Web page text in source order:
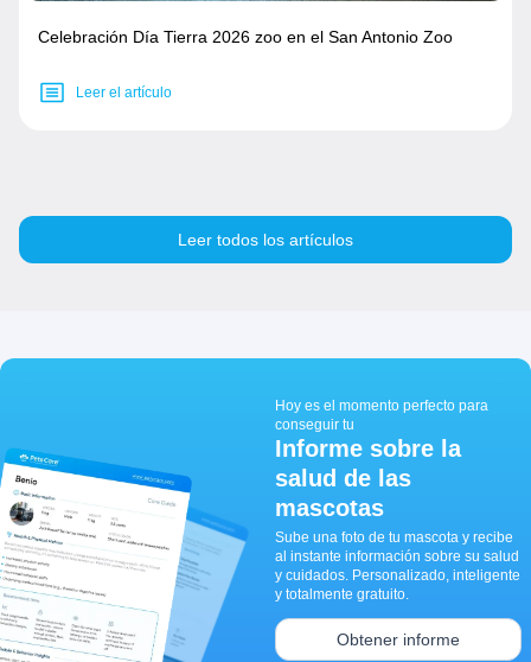
Celebración Día Tierra 2026 zoo en el San Antonio Zoo
Leer el artículo
Leer todos los artículos
Hoy es el momento perfecto para
conseguir tu
Informe sobre la
salud de las
mascotas
Sube una foto de tu mascota y recibe
al instante información sobre su salud
y cuidados. Personalizado, inteligente
y totalmente gratuito.
Obtener informe